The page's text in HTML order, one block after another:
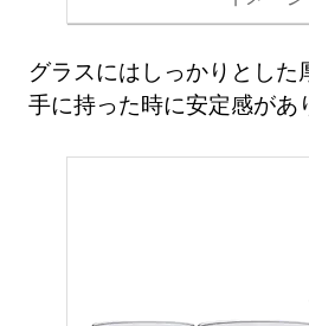
グラスにはしっかりとした
手に持った時に安定感があ